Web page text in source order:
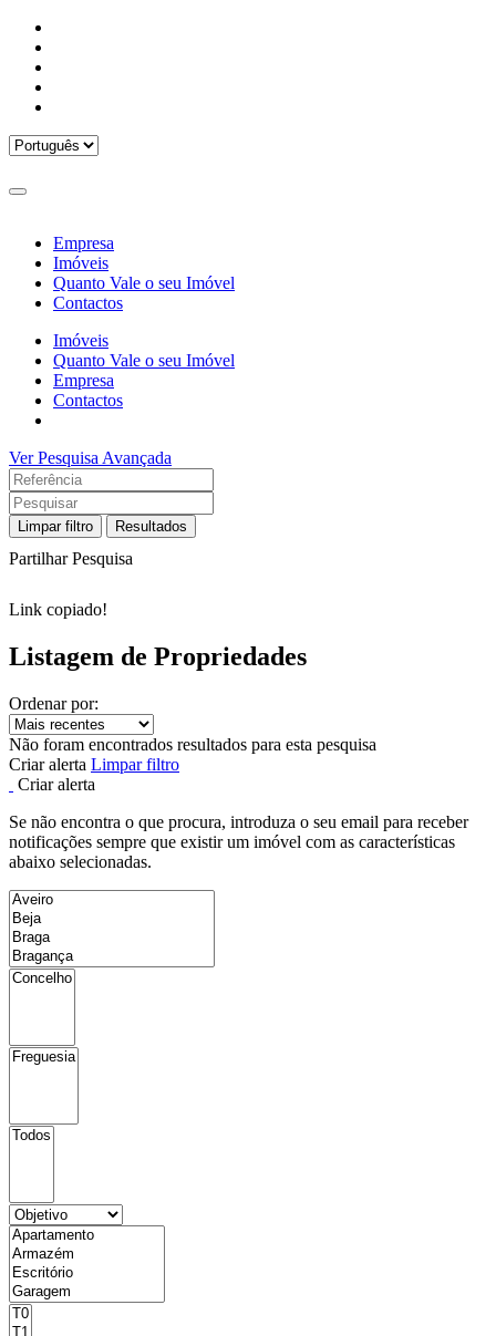
Empresa
Imóveis
Quanto Vale o seu Imóvel
Contactos
Imóveis
Quanto Vale o seu Imóvel
Empresa
Contactos
Ver Pesquisa Avançada
Limpar filtro Resultados
Partilhar Pesquisa
Link copiado!
Listagem de Propriedades
Ordenar por:
Não foram encontrados resultados para esta pesquisa
Criar alerta Limpar filtro
Criar alerta
Se não encontra o que procura, introduza o seu email para receber
notificações sempre que existir um imóvel com as características
abaixo selecionadas.